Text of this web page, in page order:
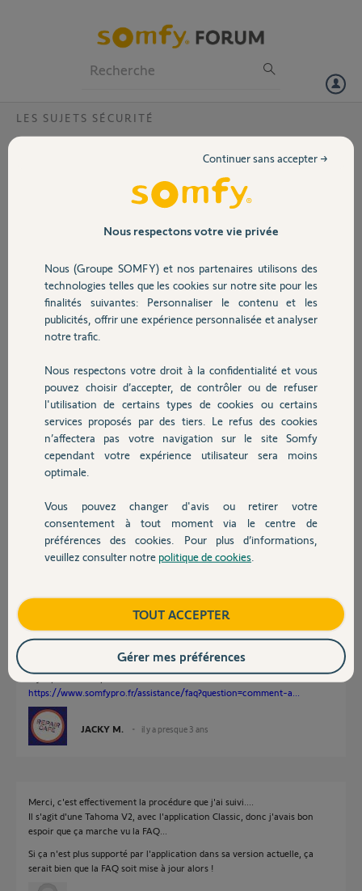
Volet
Sécurité
Domotique
Chauffage
Autres produits
Devis avec un pro
Contact
LES SUJETS SÉCURITÉ
Erreur installation Caméra Visidom dans
J'ai une caméra Visidom OC100 que j'aimerais essayer d'utiliser avec
l'application Tahoma Classic (à ce que je comprend c'est
J'ai réussi à la faire marcher et la connecter à mon réseau wifi avec
l'application Visidom sur un ancien smartphone, mais lorsque j'essaie
de l'ajouter à la Tahoma, j'ai un message d'erreur "Erreur inconnue"
qui ne m'aide pas beaucoup...
Je sais que le matériel est considéré obsolète, mais si je peux le
connecter ça permettra peut-être de l'utiliser quelques temps
encore....
Merci de votre aide.
Cordialement.
il y a presque 3 ans
Participer au fil de discussion
Réponses
Si la procédure décrite dans la FAQ ci jointe ne fonctionne pas c'est qu'il
n'y a plus de compatibilité avec l'évolution de Tahoma.
https://www.somfypro.fr/assistance/faq?question=comment-a...
JACKY M. il y a presque 3 ans
Merci, c'est effectivement la procédure que j'ai suivi....
Il s'agit d'une Tahoma V2, avec l'application Classic, donc j'avais bon
espoir que ça marche vu la FAQ...
Si ça n'est plus supporté par l'application dans sa version actuelle, ça
serait bien que la FAQ soit mise à jour alors !
Nous respectons votre vie privée
Nous (Groupe SOMFY) et nos partenaires utilisons des
technologies telles que les cookies sur notre site pour les
finalités suivantes: Personnaliser le contenu et les
publicités, offrir une expérience personnalisée et analyser
notre trafic.
Nous respectons votre droit à la confidentialité et vous
pouvez choisir d’accepter, de contrôler ou de refuser
l'utilisation de certains types de cookies ou certains
services proposés par des tiers. Le refus des cookies
n’affectera pas votre navigation sur le site Somfy
cependant votre expérience utilisateur sera moins
optimale.
Vous pouvez changer d'avis ou retirer votre
consentement à tout moment via le centre de
préférences des cookies. Pour plus d’informations,
veuillez consulter notre politique de cookies
Continuer sans accepter →
TOUT ACCEPTER
Gérer mes préférences